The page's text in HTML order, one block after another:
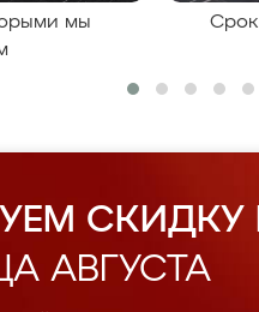
мы
СКИДКУ
АВГУСТА